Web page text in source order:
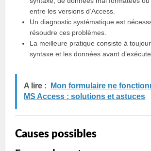
entre les versions d’Access.
Un diagnostic systématique est
résoudre ces problèmes.
La meilleure pratique consiste à
syntaxe et les données avant
A lire :
Mon formulaire ne
MS Access : solutions et astuces
Causes possibles